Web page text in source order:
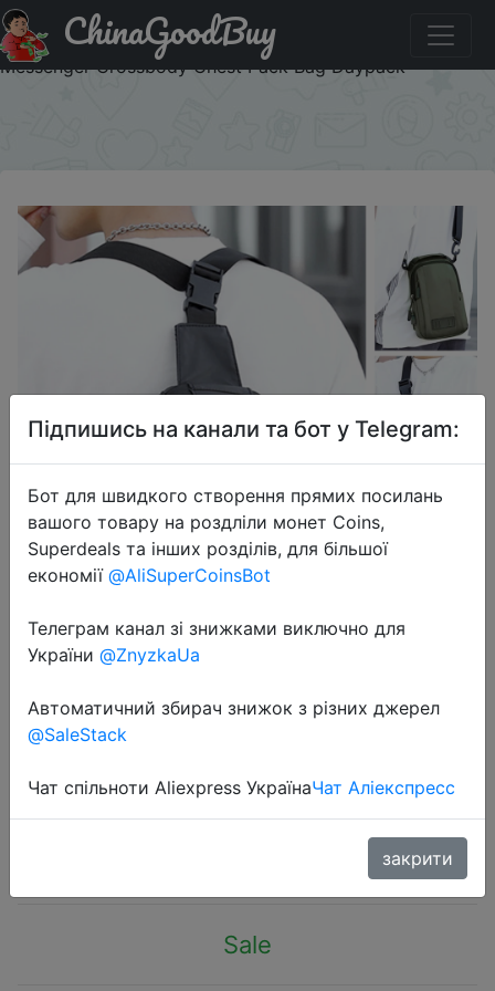
Купити на розпродажі Nylon Men Backpack Rucksack
Knapsack USB Charging Port Male Military Sling
Messenger Crossbody Chest Pack Bag Daypack
ChinaGoodBuy
2022-11-24
Knapsack USB Charging Port Male
Military Sling Messenger Crossbody
Chest Pack Bag Daypack
Sale
Підпишись на канали та бот у Telegram:
Бот для швидкого створення прямих посилань
вашого товару на роздліли монет Coins,
Superdeals та інших розділів, для більшої
економії @AliSuperCoinsBot
Телеграм канал зі знижками виключно для
України @ZnyzkaUa
Автоматичний збирач знижок з різних джерел
@SaleStack
Чат спільноти Aliexpress УкраїнаЧат Аліекспресс
закрити